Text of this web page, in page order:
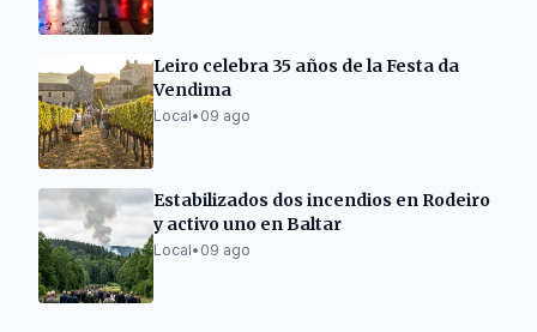
Leiro celebra 35 años de la Festa da
Vendima
Local• 09 ago
Estabilizados dos incendios en Rodeiro
y activo uno en Baltar
Local• 09 ago